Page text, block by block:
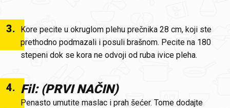
3.
Kore pecite u okruglom plehu prečnika 28 cm, koji ste
prethodno podmazali i posuli brašnom. Pecite na 180
stepeni dok se kora ne odvoji od ruba ivice pleha.
4. Fil: (PRVI NAČIN)
Penasto umutite maslac i prah šećer. Tome dodajte